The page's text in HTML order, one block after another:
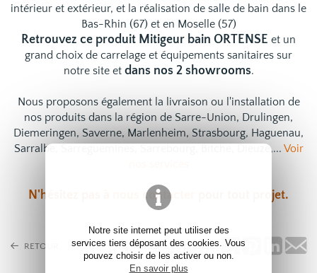
Notre site internet peut utiliser des
services tiers déposant des cookies. Vous
pouvez choisir de les activer ou non.
En savoir plus
intérieur et extérieur, et la réalisation de salle de bain dans le
Bas-Rhin (67) et en Moselle (57)
Retrouvez ce produit Mitigeur bain ORTENSE et un
grand choix de carrelage et équipements sanitaires sur
notre site et dans nos 2 showrooms.
Nous proposons également la livraison ou l'installation de
nos produits dans la région de Sarre-Union, Drulingen,
Diemeringen, Saverne, Marlenheim, Strasbourg, Haguenau,
Sarralbe, Sarreguemines, Sarrebourg, Bitche, Dieuze,... Voir
N'hésitez pas à nous contacter pour tout projet.
RETOUR Partagez ce produit